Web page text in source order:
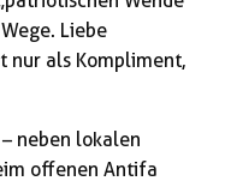
Liebe
nur als Kompliment,
neben lokalen
offenen Antifa